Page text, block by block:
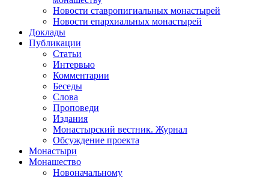
Новости ставропигиальных монастырей
Новости епархиальных монастырей
Доклады
Публикации
Статьи
Интервью
Комментарии
Беседы
Слова
Проповеди
Издания
Монастырский вестник. Журнал
Обсуждение проекта
Монастыри
Монашество
Новоначальному